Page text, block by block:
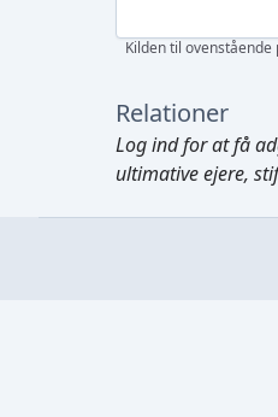
Kilden til
Relationer
Log indfor at få
ultimative ejere,